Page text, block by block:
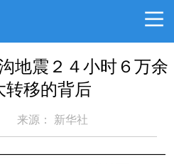
震２４小时６万余
转移的背后
来源： 新华社